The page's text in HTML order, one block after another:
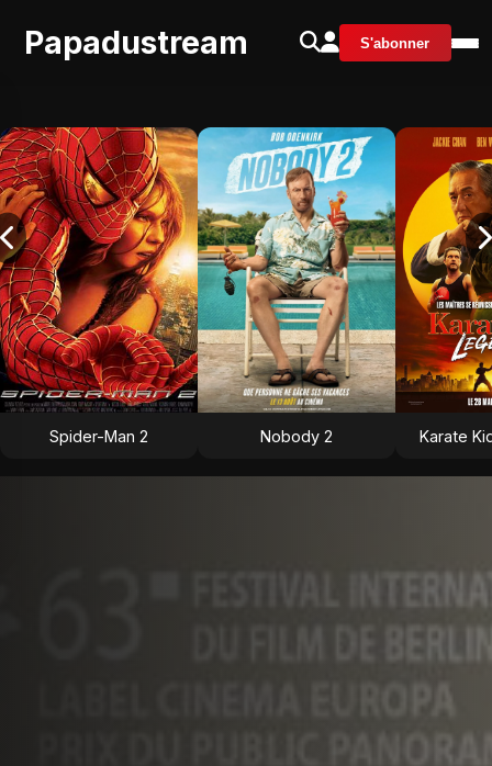
Papadustream S'abonner
Spider-Man 2 Nobody 2 Karate